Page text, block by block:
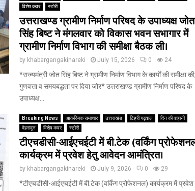
विशेष कवर
स्टोरी
उत्तराखण्ड ग्रामीण निर्माण परिषद के उपाध्यक्ष जोत
सिंह बिष्ट ने मंगलवार को विकास भवन सभागार में
ग्रामीण निर्माण विभाग की समीक्षा बैठक ली।
by khabargangakinareki July 15, 2026 0 24
*राज्यमंत्री जोत सिंह बिष्ट ने ग्रामीण निर्माण विभाग के कार्यों की समीक्षा की,
गुणवत्ता व समयबद्धता पर दिया जोर* उत्तराखण्ड ग्रामीण निर्माण परिषद के
उपाध्यक्ष...
Breaking News आकस्मिक समाचार उत्तराखंड टिहरी गढ़वाल
दिन की कहानी
देहरादून
विशेष कवर स्टोरी
टीएचडीसी-आईएचईटी में बी.टेक (वर्किंग
कार्यक्रम में प्रवेश हेतु आवेदन आमंत्रित।
by khabargangakinareki July 9, 2026 0 29
*टीएचडीसी-आईएचईटी में बी.टेक (वर्किंग प्रोफेशनल) कार्यक्रम में